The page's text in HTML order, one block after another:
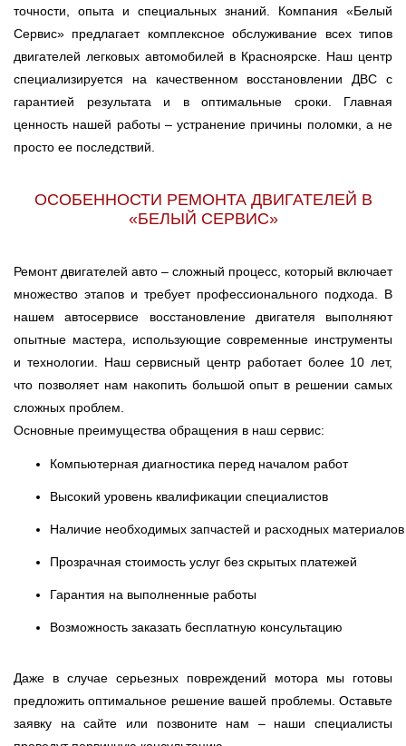
точности, опыта и специальных знаний. Компания «Белый
Сервис» предлагает комплексное обслуживание всех типов
двигателей легковых автомобилей в Красноярске. Наш центр
специализируется на качественном восстановлении ДВС с
гарантией результата и в оптимальные сроки. Главная
ценность нашей работы – устранение причины поломки, а не
просто ее последствий.
ОСОБЕННОСТИ РЕМОНТА ДВИГАТЕЛЕЙ В
«БЕЛЫЙ СЕРВИС»
Ремонт двигателей авто – сложный процесс, который включает
множество этапов и требует профессионального подхода. В
нашем автосервисе восстановление двигателя выполняют
опытные мастера, использующие современные инструменты
и технологии. Наш сервисный центр работает более 10 лет,
что позволяет нам накопить большой опыт в решении самых
сложных проблем.
Основные преимущества обращения в наш сервис:
Компьютерная диагностика перед началом работ
Высокий уровень квалификации специалистов
Наличие необходимых запчастей и расходных материалов
Прозрачная стоимость услуг без скрытых платежей
Гарантия на выполненные работы
Возможность заказать бесплатную консультацию
Даже в случае серьезных повреждений мотора мы готовы
предложить оптимальное решение вашей проблемы. Оставьте
заявку на сайте или позвоните нам – наши специалисты